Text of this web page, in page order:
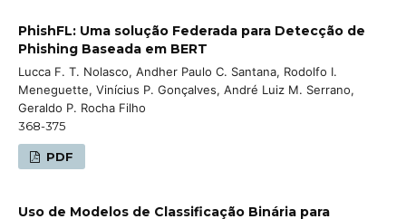
PhishFL: Uma solução Federada para Detecção de
Phishing Baseada em BERT
Lucca F. T. Nolasco, Andher Paulo C. Santana, Rodolfo I.
Meneguette, Vinícius P. Gonçalves, André Luiz M. Serrano,
Geraldo P. Rocha Filho
368-375
PDF
Uso de Modelos de Classificação Binária para